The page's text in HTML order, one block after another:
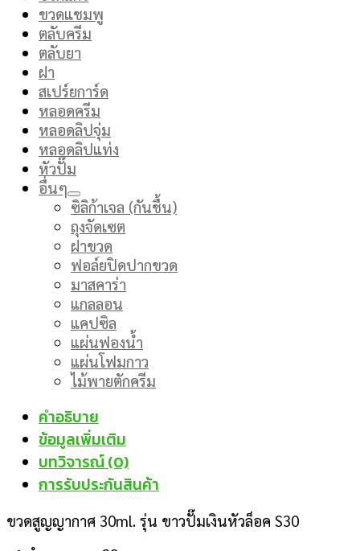
ขวดแชมพู
ตลับครีม
ตลับยา
ฝา
สเปร์ยการ์ด
หลอดครีม
หลอดลิปจุ่ม
หลอดลิปแท่ง
หัวปั๊ม
อื่นๆ
ซิลิก้าเจล (กันชื้น)
ถุงจัดเซต
ฝาขวด
ฟอล์ยปิดปากขวด
มาสคาร่า
แกลลอน
แคปซิล
แผ่นฟองน้ำ
แผ่นโฟมกาว
ไม้พายตักครีม
คำอธิบาย
ข้อมูลเพิ่มเติม
บทวิจารณ์ (0)
การรับประกันสินค้า
ขวดสูญญากาศ 30ml. รุ่น ขาวปั๊มเงินหัวล็อค S30